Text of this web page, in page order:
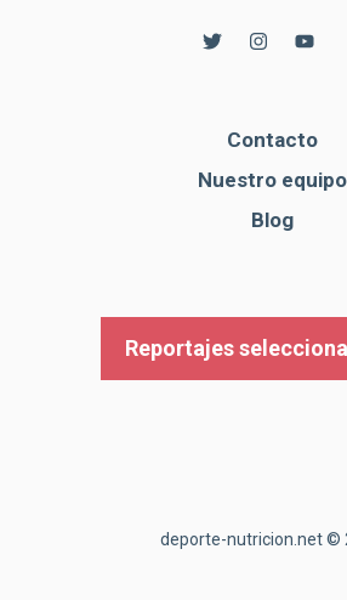
Contacto
Nuestro equipo
Blog
Reportajes
deporte-nutricion.net ©